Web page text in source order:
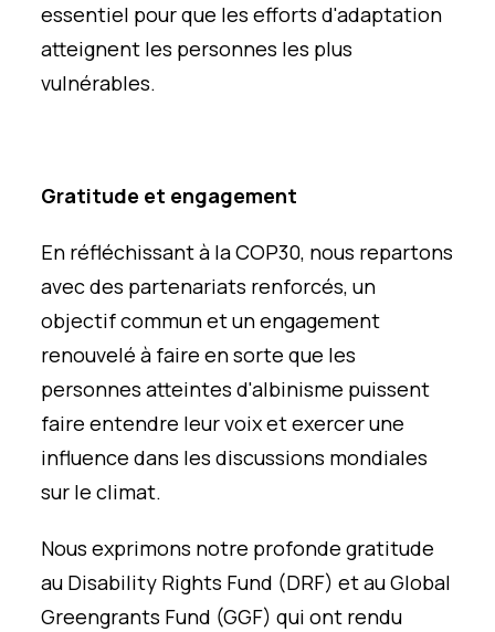
essentiel pour que les efforts d'adaptation
atteignent les personnes les plus
vulnérables.
Gratitude et engagement
En réfléchissant à la COP30, nous repartons
avec des partenariats renforcés, un
objectif commun et un engagement
renouvelé à faire en sorte que les
personnes atteintes d'albinisme puissent
faire entendre leur voix et exercer une
influence dans les discussions mondiales
sur le climat.
Nous exprimons notre profonde gratitude
au Disability Rights Fund (DRF) et au Global
Greengrants Fund (GGF) qui ont rendu